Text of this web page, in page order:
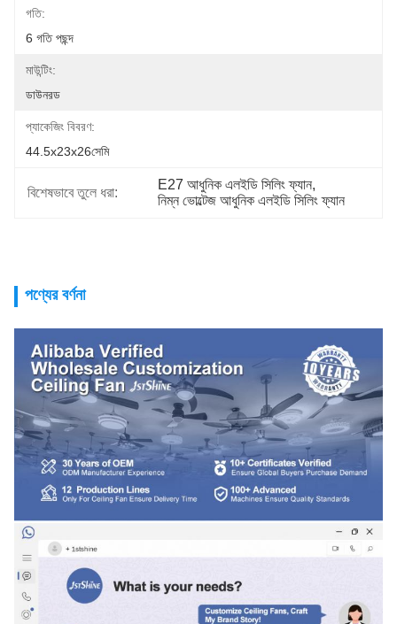
গতি:
6 গতি পছন্দ
মাউন্টিং:
ডাউনরড
প্যাকেজিং বিবরণ:
44.5x23x26সেমি
বিশেষভাবে তুলে ধরা:
E27 আধুনিক এলইডি সিলিং ফ্যান,
নিম্ন ভোল্টেজ আধুনিক এলইডি সিলিং ফ্যান
পণ্যের বর্ণনা